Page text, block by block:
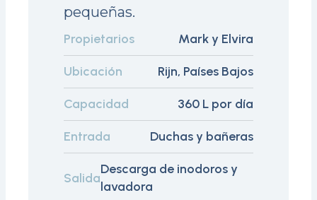
pequeñas.
Propietarios Mark y Elvira
Ubicación Rijn, Países Bajos
Capacidad 360 L por día
Entrada Duchas y bañeras
Salida
Descarga de inodoros y
lavadora